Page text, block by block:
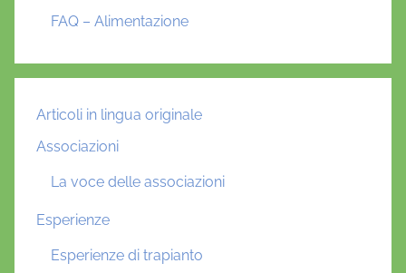
FAQ – Alimentazione
Articoli in lingua originale
Associazioni
La voce delle associazioni
Esperienze
Esperienze di trapianto